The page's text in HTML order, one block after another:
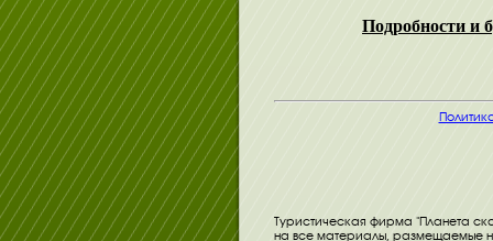
Подробности и
Туристическая фирма "Планета
на все материалы, размещаемые